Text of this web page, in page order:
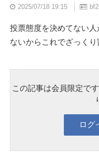
2025/07/18 19:15
投票態度を決めてない
ないからこれでざっく
この記事は会員限定で